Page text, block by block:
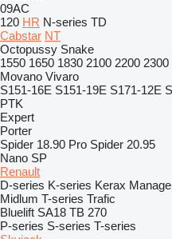
09AC
120 HR N-series TD
Cabstar NT
Octopussy Snake
1550 1650 1830 2100 2200 2300
Movano Vivaro
S151-16E S151-19E S171-12E
PTK
Expert
Porter
Spider 18.90 Pro Spider 20.95
Nano SP
Renault
D-series K-series Kerax
Midlum T-series Trafic
Bluelift SA18 TB 270
P-series S-series T-series